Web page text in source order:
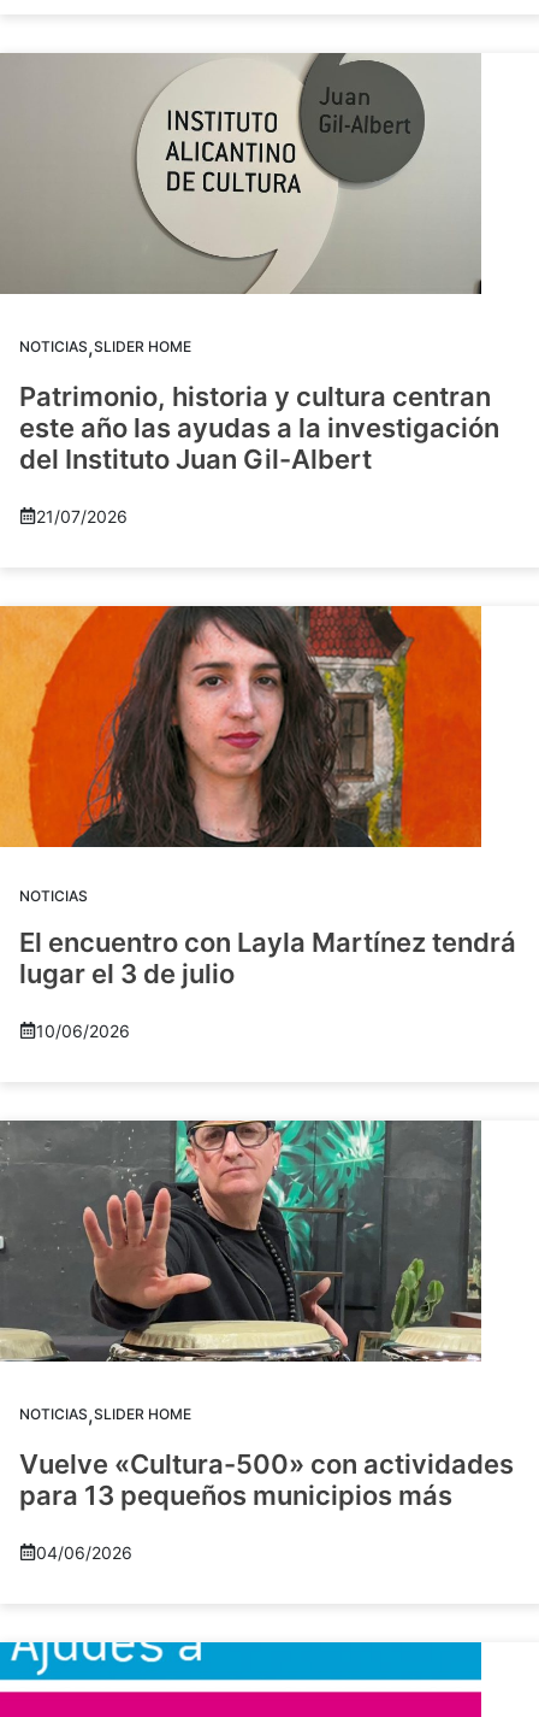
NOTICIAS,SLIDER HOME
Patrimonio, historia y cultura centran
este año las ayudas a la investigación
del Instituto Juan Gil-Albert
21/07/2026
NOTICIAS
El encuentro con Layla Martínez tendrá
lugar el 3 de julio
10/06/2026
NOTICIAS,SLIDER HOME
Vuelve «Cultura-500» con actividades
para 13 pequeños municipios más
04/06/2026